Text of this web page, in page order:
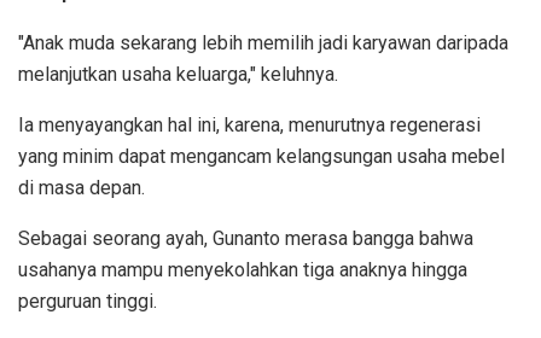
"Anak muda sekarang lebih memilih jadi karyawan daripada
melanjutkan usaha keluarga," keluhnya.
Ia menyayangkan hal ini, karena, menurutnya regenerasi
yang minim dapat mengancam kelangsungan usaha mebel
di masa depan.
Sebagai seorang ayah, Gunanto merasa bangga bahwa
usahanya mampu menyekolahkan tiga anaknya hingga
perguruan tinggi.